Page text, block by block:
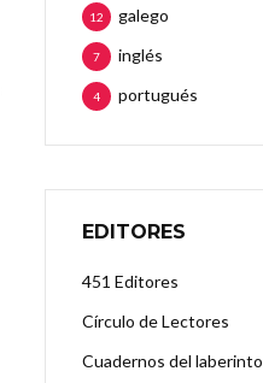
galego
12
inglés
7
portugués
4
EDITORES
451 Editores
Círculo de Lectores
Cuadernos del laberinto